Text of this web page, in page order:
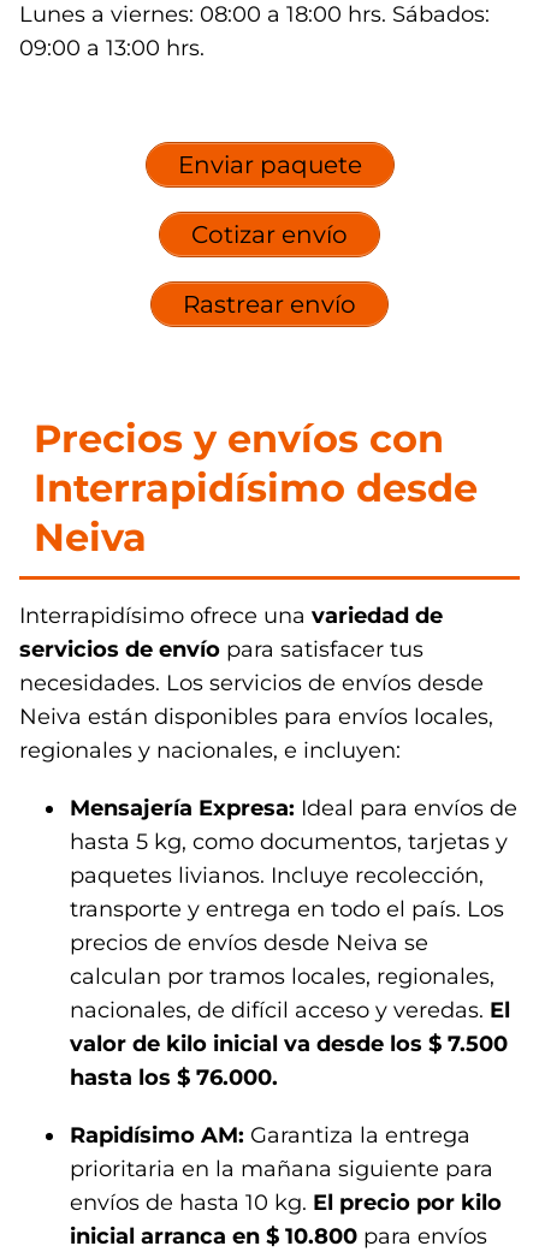
Lunes a viernes: 08:00 a 18:00 hrs. Sábados:
09:00 a 13:00 hrs.
Enviar paquete
Cotizar envío
Rastrear envío
Precios y envíos con
Interrapidísimo desde
Neiva
Interrapidísimo ofrece una variedad de
servicios de envío para satisfacer tus
necesidades. Los servicios de envíos desde
Neiva están disponibles para envíos locales,
regionales y nacionales, e incluyen:
Mensajería Expresa: Ideal para envíos de
hasta 5 kg, como documentos, tarjetas y
paquetes livianos. Incluye recolección,
transporte y entrega en todo el país. Los
precios de envíos desde Neiva se
calculan por tramos locales, regionales,
nacionales, de difícil acceso y veredas. El
valor de kilo inicial va desde los $ 7.500
hasta los $ 76.000.
Rapidísimo AM: Garantiza la entrega
prioritaria en la mañana siguiente para
envíos de hasta 10 kg. El precio por kilo
inicial arranca en $ 10.800 para envíos